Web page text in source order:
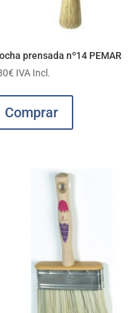
prensada nº14 PEMAR
€ IVA Incl.
Comprar